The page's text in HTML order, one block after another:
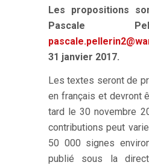
Les propositions
Pascale
31 janvier 2017.
Les textes seront de
en français et devront
tard le 30 novembre
contributions peut
50 000 signes
publié sous la